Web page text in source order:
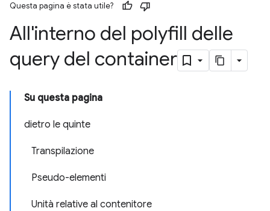
Questa pagina è stata utile?
All'interno del polyfill delle
query del container
Su questa pagina
dietro le quinte
Transpilazione
Pseudo-elementi
Unità relative al contenitore